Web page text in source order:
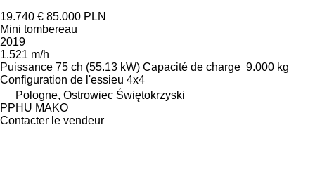
19.740 € 85.000 PLN
Mini tombereau
2019
1.521 m/h
Puissance 75 ch (55.13 kW) Capacité de charge 9.000 kg
Configuration de l'essieu 4x4
Pologne, Ostrowiec Świętokrzyski
PPHU MAKO
Contacter le vendeur